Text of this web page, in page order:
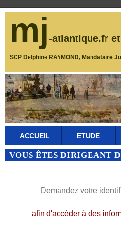
mj-atlantique.fr et
SCP Delphine RAYMOND, Mandataire
ACCUEIL ETUDE
VOUS ÊTES DIRIGEANT
Demandez votre
afin d'accéder à des